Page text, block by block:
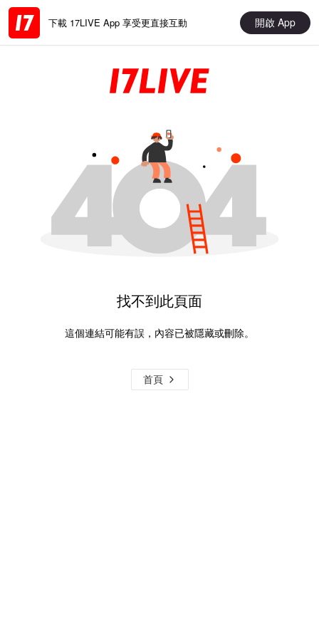
下載 17LIVE App 享受更直接互動 開啟 App
找不到此頁面
這個連結可能有誤，內容已被隱藏或刪除。
首頁